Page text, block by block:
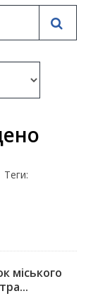
Теги:
міського